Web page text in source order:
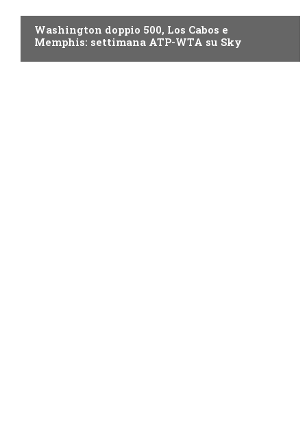
Washington doppio 500, Los Cabos e
Memphis: settimana ATP-WTA su Sky